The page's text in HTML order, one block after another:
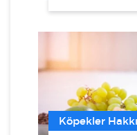
Köpekler